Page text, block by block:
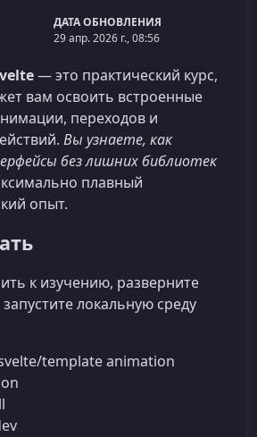
ДАТА ОБНОВЛЕНИЯ
29 апр. 2026 г., 08:56
— это практический курс,
вам освоить встроенные
переходов и
Вы узнаете, как
без лишних библиотек
плавный
опыт.
к изучению, разверните
локальную среду
template animation